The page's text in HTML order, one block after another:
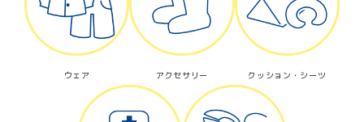
ウェア アクセサリー クッション・シーツ